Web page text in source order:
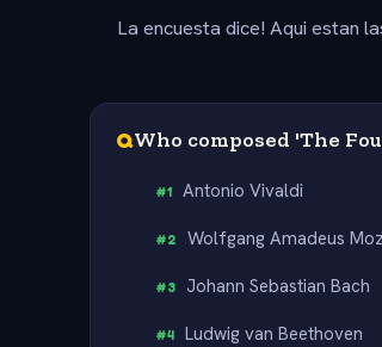
La encuesta dice! Aqui estan
QWho composed 'The
#1 Antonio Vivaldi
#2 Wolfgang Amadeus
#3 Johann Sebastian Bach
#4 Ludwig van Beethoven